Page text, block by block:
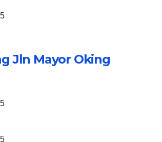
Jln Mayor Oking